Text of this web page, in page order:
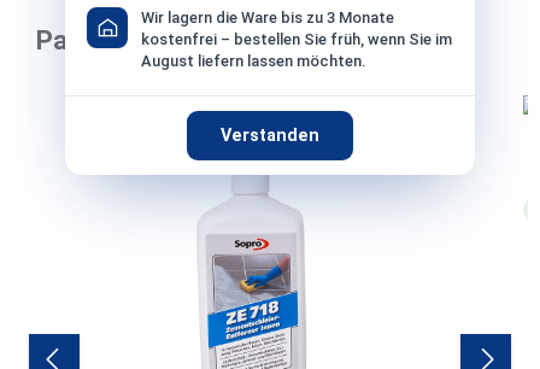
Wir lagern die Ware bis zu 3 Monate
kostenfrei – bestellen Sie früh, wenn Sie im
August liefern lassen möchten.
Verstanden
Passend dazu